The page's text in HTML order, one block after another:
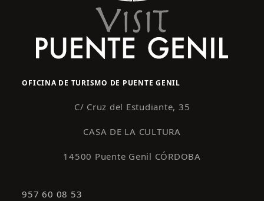
OFICINA DE TURISMO DE PUENTE GENIL
C/ Cruz del Estudiante, 35
CASA DE LA CULTURA
14500 Puente Genil CÓRDOBA
957 60 08 53